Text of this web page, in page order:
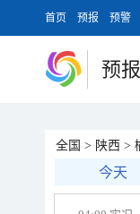
首页 预报 预警
预报
全国 > 陕西 >
今天